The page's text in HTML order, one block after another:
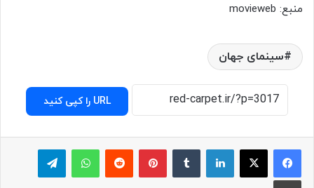
منبع: movieweb
سینمای جهان
URL را کپی کنید
لینکدین پینترست ‫رددیت واتس آپ
چاپ